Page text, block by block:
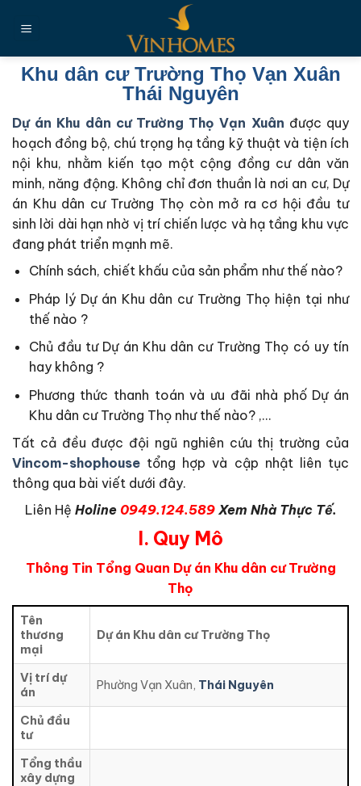
đến
dungKhu dân cư Trường Thọ Vạn Xuân
Thái Nguyên
Dự án Khu dân cư Trường Thọ Vạn Xuân được quy
hoạch đồng bộ, chú trọng hạ tầng kỹ thuật và tiện ích
nội khu, nhằm kiến tạo một cộng đồng cư dân văn
minh, năng động. Không chỉ đơn thuần là nơi an cư, Dự
án Khu dân cư Trường Thọ còn mở ra cơ hội đầu tư
sinh lời dài hạn nhờ vị trí chiến lược và hạ tầng khu vực
đang phát triển mạnh mẽ.
Chính sách, chiết khấu của sản phẩm như thế nào?
Pháp lý Dự án Khu dân cư Trường Thọ hiện tại như
thế nào ?
Chủ đầu tư Dự án Khu dân cư Trường Thọ có uy tín
hay không ?
Phương thức thanh toán và ưu đãi nhà phố Dự án
Khu dân cư Trường Thọ như thế nào? ,…
Tất cả đều được đội ngũ nghiên cứu thị trường của
Vincom-shophouse tổng hợp và cập nhật liên tục
thông qua bài viết dưới đây.
Liên Hệ Holine 0949.124.589Xem Nhà Thực Tế.
I. Quy Mô
Thông Tin Tổng Quan Dự án Khu dân cư Trường
Thọ
Tên
thương
mại
Dự án Khu dân cư Trường Thọ
Vị trí dự
án
Phường Vạn Xuân, Thái Nguyên
Chủ đầu
tư
Tổng thầu
xây dựng